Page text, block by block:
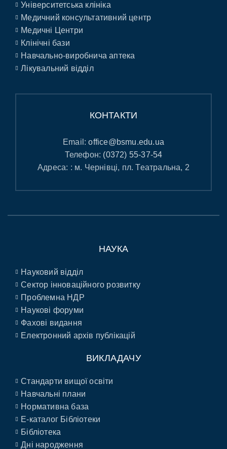
Університетська клініка
Медичний консультативний центр
Медичні Центри
Клінічні бази
Навчально-виробнича аптека
Лікувальний відділ
КОНТАКТИ
Email:office@bsmu.edu.ua
Телефон: (0372) 55-37-54
Адреса: : м. Чернівці, пл. Театральна, 2
НАУКА
Науковий відділ
Сектор інноваційного розвитку
Проблемна НДР
Наукові форуми
Фахові видання
Електронний архів публікацій
ВИКЛАДАЧУ
Стандарти вищої освіти
Навчальні плани
Нормативна база
E-каталог Бібліотеки
Бібліотека
Дні народження